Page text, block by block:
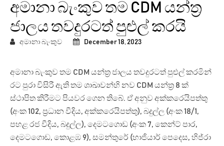
අමානා බැංකුව තම CDM යන්ත්‍ර
ජාලය තවදුරටත් පුළුල් කරයි
අමානා බැංකුව December 18, 2023
අමානා බැංකුව තම CDM යන්ත්‍ර ජාලය තවදුරටත් පුළුල් කරමින්
රට පුරා විසිරී ඇති තම ශාඛාවන්හි නව CDM යන්ත්‍ර 8 ක්
ස්ථාපිත කිරීමට පියවර ගෙන තිබේ. ඒ අනුව අක්කරෙයිපත්තු
(අංක 102, ප්‍රධාන වීදිය, අක්කරෙයිපත්තු), බදුල්ල (අංක 18/1,
පහළ රජ වීදිය, බදුල්ල), දෙමටගොඩ (අංක 7, කෙන්ට් පාර,
දෙමටගොඩ, කොළඹ 9), සමන්තුරේ (හාජියාර් පෙදෙස, හිජ්රා